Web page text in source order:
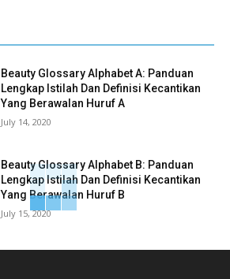
Beauty Glossary Alphabet A: Panduan
Lengkap Istilah Dan Definisi Kecantikan
Yang Berawalan Huruf A
July 14, 2020
Beauty Glossary Alphabet B: Panduan
Lengkap Istilah Dan Definisi Kecantikan
Yang Berawalan Huruf B
July 15, 2020